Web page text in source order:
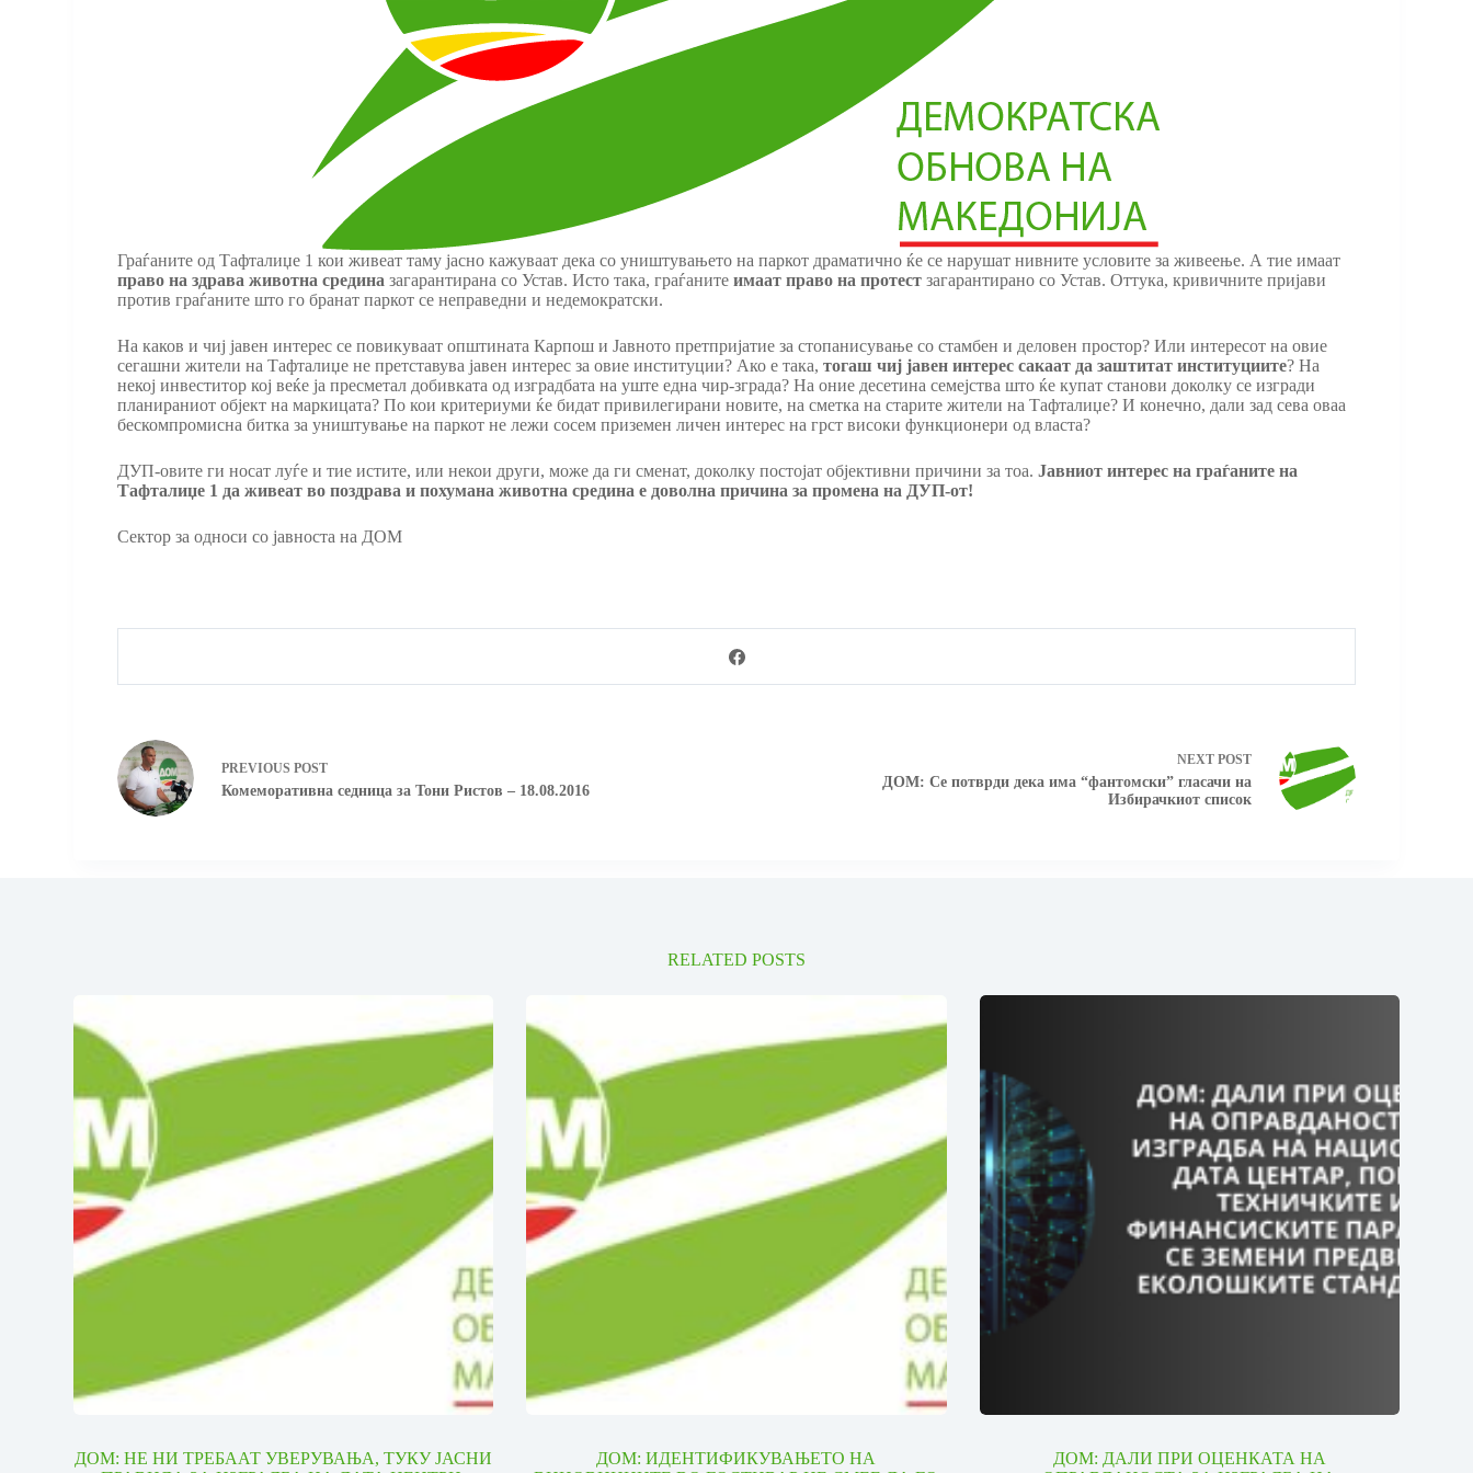
Граѓаните од Тафталиџе 1 кои живеат таму јасно кажуваат дека со уништувањето на паркот драматично ќе се нарушат нивните условите за живеење. А тие имаат
право на здрава животна средина загарантирана со Устав. Исто така, граѓанитеимаат право на протест загарантирано со Устав. Оттука, кривичните пријави
против граѓаните што го бранат паркот се неправедни и недемократски.
На каков и чиј јавен интерес се повикуваат општината Карпош и Јавното претпријатие за стопанисување со стамбен и деловен простор? Или интересот на овие
сегашни жители на Тафталиџе не претставува јавен интерес за овие институции? Ако е така,тогаш чиј јавен интерес сакаат да заштитат институциите? На
некој инвеститор кој веќе ја пресметал добивката од изградбата на уште една чир-зграда? На оние десетина семејства што ќе купат станови доколку се изгради
планираниот објект на маркицата? По кои критериуми ќе бидат привилегирани новите, на сметка на старите жители на Тафталиџе? И конечно, дали зад сева оваа
бескомпромисна битка за уништување на паркот не лежи сосем приземен личен интерес на грст високи функционери од власта?
ДУП-овите ги носат луѓе и тие истите, или некои други, може да ги сменат, доколку постојат објективни причини за тоа.Јавниот интерес на граѓаните на
Тафталиџе 1 да живеат во поздрава и похумана животна средина е доволна причина за промена на ДУП-от!
Сектор за односи со јавноста на ДОМ
PREVIOUSPOST
Комеморативна седница за Тони Ристов – 18.08.2016
NEXT POST
ДОМ: Се потврди дека има “фантомски” гласачи на
Избирачкиот список
RELATED POSTS
ДОМ: НЕ НИ ТРЕБААТ УВЕРУВАЊА, ТУКУ ЈАСНИ
ДОМ: ИДЕНТИФИКУВАЊЕТО НА
ДОМ: ДАЛИ ПРИ ОЦЕНКАТА НА